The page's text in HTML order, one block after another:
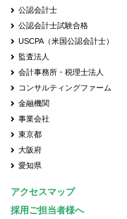
公認会計士
公認会計士試験合格
USCPA（米国公認会計士）
監査法人
会計事務所・税理士法人
コンサルティングファーム
金融機関
事業会社
東京都
大阪府
愛知県
アクセスマップ
採用ご担当者様へ